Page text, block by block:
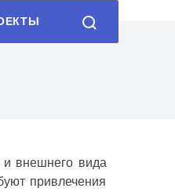
внешнего вида
привлечения